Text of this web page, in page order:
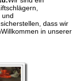
und
dass wir
in unserer